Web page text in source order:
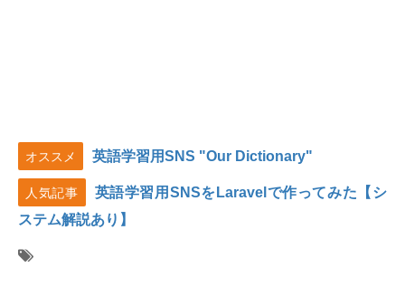
オススメ 英語学習用SNS "Our Dictionary"
人気記事
英語学習用SNSをLaravelで作ってみた【シ
ステム解説あり】